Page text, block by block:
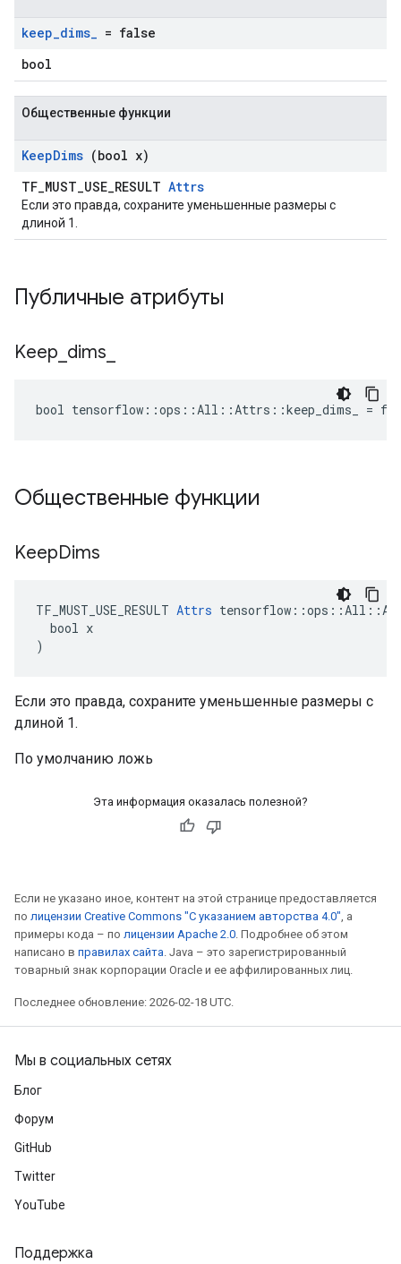
keep_dims_ = false
bool
Общественные функции
KeepDims (bool x)
TF_MUST_USE_RESULT Attrs
Если это правда, сохраните уменьшенные размеры с
длиной 1.
Публичные атрибуты
Keep dims
bool tensorflow::ops::All::Attrs::keep_dims_ =
Общественные функции
KeepDims
TF_MUST_USE_RESULT Attrs
  bool x
)
Если это правда, сохраните уменьшенные размеры с
длиной 1.
По умолчанию ложь
Эта информация оказалась полезной?
Если не указано иное, контент на этой странице предоставляется
по лицензии Creative Commons "С указанием авторства 4.0", а
примеры кода – по лицензии Apache 2.0. Подробнее об этом
написано в правилах сайта. Java – это зарегистрированный
товарный знак корпорации Oracle и ее аффилированных лиц.
Последнее обновление: 2026-02-18 UTC.
Мы в социальных сетях
Блог
Форум
GitHub
Twitter
YouTube
Поддержка